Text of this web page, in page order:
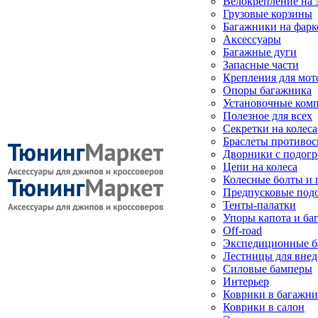
Грузовые корзины
Багажники на
Аксессуары
Багажные дуги
Запасные части
Крепления для
Опоры багажника
Установочные
Полезное для всех
Секретки на колеса
Браслеты
Дворники с
Цепи на колеса
Колесные болты и
Предпусковые
Тенты-палатки
Упоры капота и
Off-road
Экспедиционные
Лестницы для
Силовые бамперы
Интерьер
Коврики в
Коврики в салон